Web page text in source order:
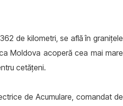
de kilometri, se află în granițele
Moldova acoperă cea mai mare
cetățeni.
de Acumulare, comandat de